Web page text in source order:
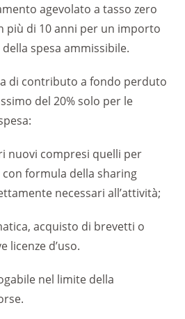
agevolato a tasso zero
più di 10 anni per un importo
spesa ammissibile.
di contributo a fondo perduto
del 20% solo per le
nuovi compresi quelli per
con formula della sharing
necessari all’attività;
acquisto di brevetti o
licenze d’uso.
nel limite della